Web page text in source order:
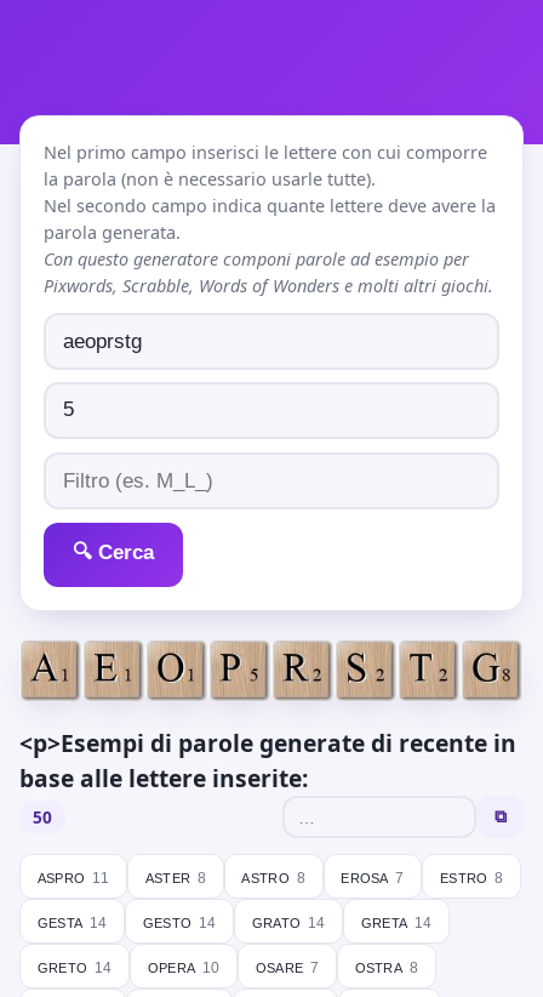
Nel primo campo inserisci le lettere con cui comporre
la parola (non è necessario usarle tutte).
Nel secondo campo indica quante lettere deve avere la
parola generata.
Con questo generatore componi parole ad esempio per
Pixwords, Scrabble, Words of Wonders e molti altri giochi.
🔍 Cerca
<p>Esempi di parole generate di recente in
base alle lettere inserite:
50 ⧉
aspro 11 aster 8 astro 8 erosa 7 estro 8
gesta 14 gesto 14 grato 14 greta 14
greto 14 opera 10 osare 7 ostra 8